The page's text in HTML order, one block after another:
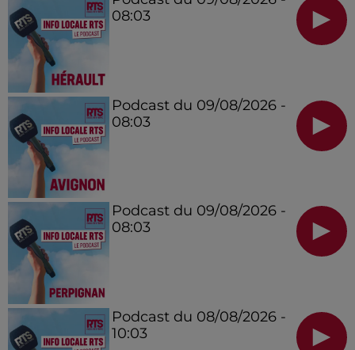
08:03
Podcast du 09/08/2026 -
08:03
Podcast du 09/08/2026 -
08:03
Podcast du 08/08/2026 -
10:03